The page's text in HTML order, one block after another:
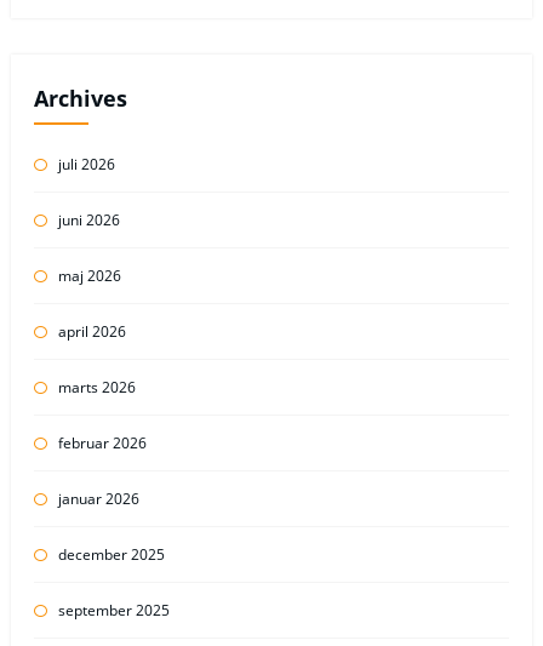
Archives
juli 2026
juni 2026
maj 2026
april 2026
marts 2026
februar 2026
januar 2026
december 2025
september 2025